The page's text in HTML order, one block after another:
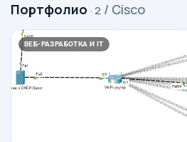
Портфолио · 2 / Cisco
ВЕБ-РАЗРАБОТКА И IT